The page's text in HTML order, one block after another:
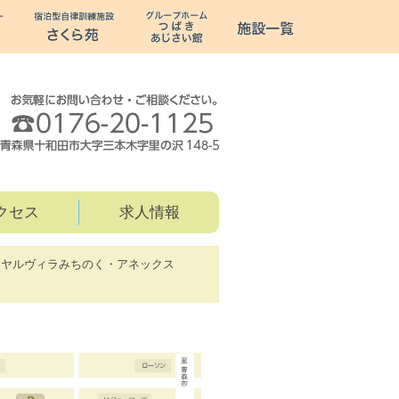
セス 求人情報
ルヴィラみちのく・アネックス